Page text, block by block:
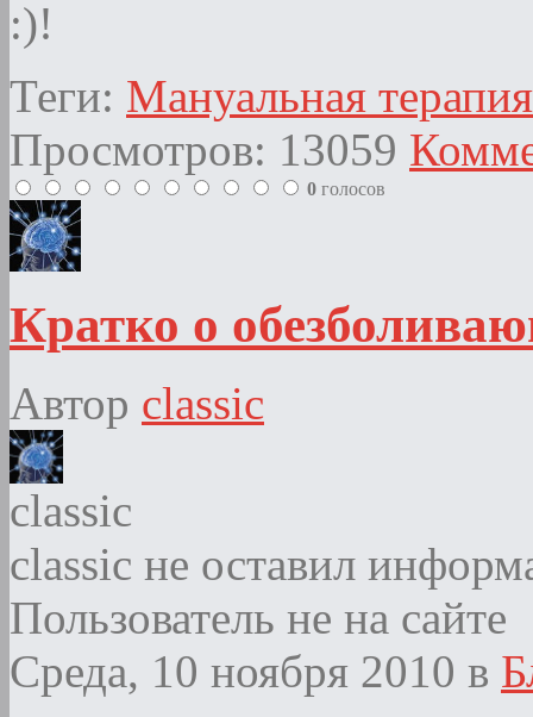
:)!
Теги: Мануальная терапия
Просмотров: 13059
0 голосов
Кратко о
Автор classic
classic
classic не оставил
Пользователь не на сайте
Среда, 10 ноября 2010 в